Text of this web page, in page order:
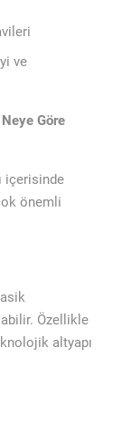
ve
Göre
içerisinde
önemli
Özellikle
altyapı